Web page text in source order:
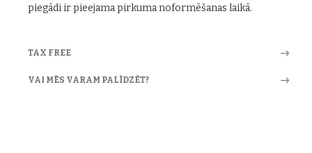
piegādi ir pieejama pirkuma noformēšanas laikā.
TAX FREE
VAI MĒS VARAM PALĪDZĒT?